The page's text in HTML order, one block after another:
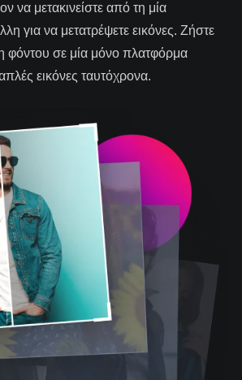
να μετακινείστε από τη μία
για να μετατρέψετε εικόνες. Ζήστε
φόντου σε μία μόνο πλατφόρμα
εικόνες ταυτόχρονα.